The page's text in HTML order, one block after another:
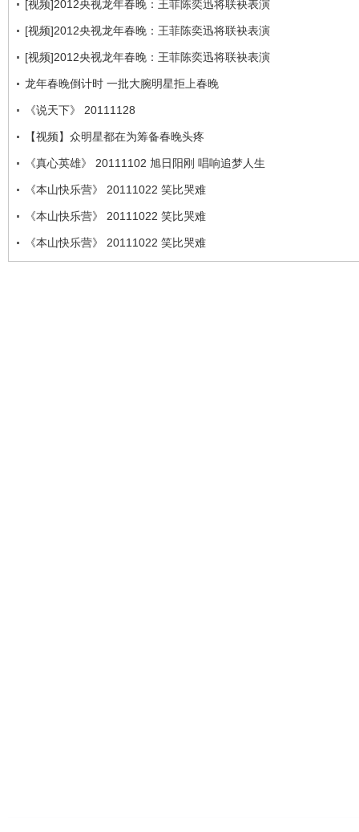
[视频]2012央视龙年春晚：王菲陈奕迅将联袂表演
[视频]2012央视龙年春晚：王菲陈奕迅将联袂表演
[视频]2012央视龙年春晚：王菲陈奕迅将联袂表演
龙年春晚倒计时 一批大腕明星拒上春晚
《说天下》 20111128
【视频】众明星都在为筹备春晚头疼
《真心英雄》 20111102 旭日阳刚 唱响追梦人生
《本山快乐营》 20111022 笑比哭难
《本山快乐营》 20111022 笑比哭难
《本山快乐营》 20111022 笑比哭难